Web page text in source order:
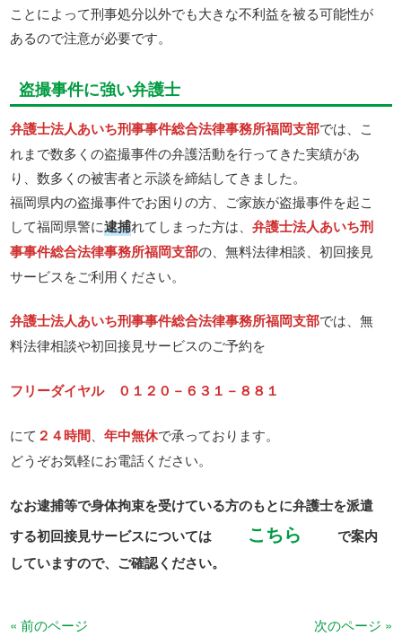
ことによって刑事処分以外でも大きな不利益を被る可能性が
あるので注意が必要です。
盗撮事件に強い弁護士
弁護士法人あいち刑事事件総合法律事務所福岡支部では、こ
れまで数多くの盗撮事件の弁護活動を行ってきた実績があ
り、数多くの被害者と示談を締結してきました。
福岡県内の盗撮事件でお困りの方、ご家族が盗撮事件を起こ
して福岡県警に逮捕れてしまった方は、弁護士法人あいち刑
事事件総合法律事務所福岡支部の、無料法律相談、初回接見
サービスをご利用ください。
弁護士法人あいち刑事事件総合法律事務所福岡支部では、無
料法律相談や初回接見サービスのご予約を
フリーダイヤル ０１２０－６３１－８８１
にて ２４時間、年中無休で承っております。
どうぞお気軽にお電話ください。
なお逮捕等で身体拘束を受けている方のもとに弁護士を派遣
する初回接見サービスについては
こちらで案内
していますので、ご確認ください。
« 前のページ 次のページ »